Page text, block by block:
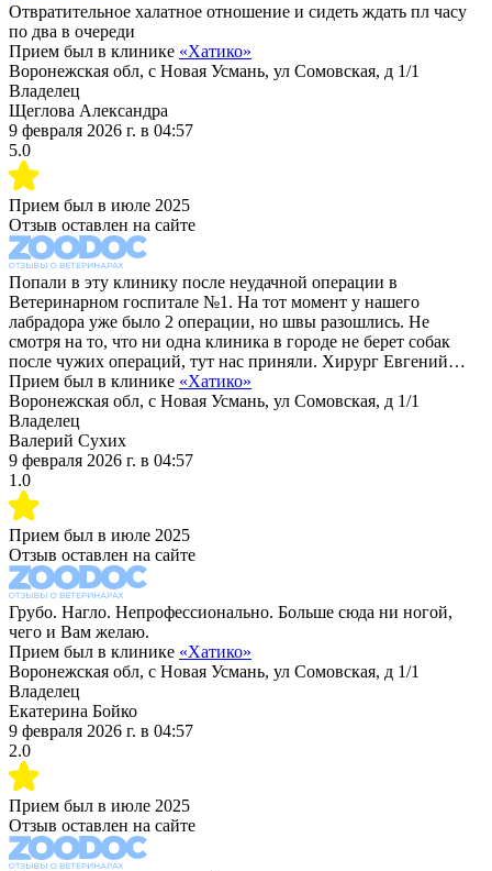
Отвратительное халатное отношение и сидеть ждать пл часу
по два в очереди
Прием был в клинике «Хатико»
Воронежская обл, с Новая Усмань, ул Сомовская, д 1/1
Владелец
Щеглова Александра
9 февраля 2026 г. в 04:57
5.0
Прием был в июле 2025
Отзыв оставлен на сайте
Попали в эту клинику после неудачной операции в
Ветеринарном госпитале №1. На тот момент у нашего
лабрадора уже было 2 операции, но швы разошлись. Не
смотря на то, что ни одна клиника в городе не берет собак
после чужих операций, тут нас приняли. Хирург Евгений…
Прием был в клинике «Хатико»
Воронежская обл, с Новая Усмань, ул Сомовская, д 1/1
Владелец
Валерий Сухих
9 февраля 2026 г. в 04:57
1.0
Прием был в июле 2025
Отзыв оставлен на сайте
Грубо. Нагло. Непрофессионально. Больше сюда ни ногой,
чего и Вам желаю.
Прием был в клинике «Хатико»
Воронежская обл, с Новая Усмань, ул Сомовская, д 1/1
Владелец
Екатерина Бойко
9 февраля 2026 г. в 04:57
2.0
Прием был в июле 2025
Отзыв оставлен на сайте